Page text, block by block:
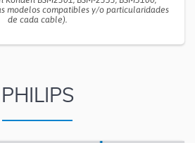
modelos compatibles y/o particularidades
de cada cable).
PHILIPS